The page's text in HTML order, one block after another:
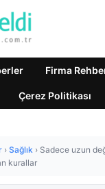
Firma
Çerez Politikası
› Sağlık › Sadece uzun
kurallar